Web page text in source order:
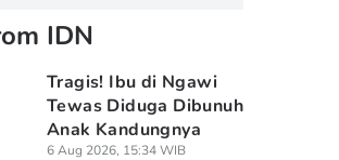
IDN
Tragis! Ibu di Ngawi
Tewas Diduga Dibunuh
Anak Kandungnya
6 Aug 2026, 15:34 WIB